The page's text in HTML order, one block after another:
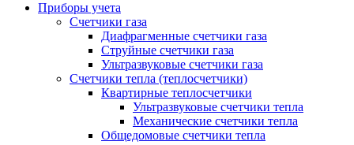
Приборы учета
Счетчики газа
Диафрагменные счетчики газа
Струйные счетчики газа
Ультразвуковые счетчики газа
Счетчики тепла (теплосчетчики)
Квартирные теплосчетчики
Ультразвуковые счетчики тепла
Механические счетчики тепла
Общедомовые счетчики тепла